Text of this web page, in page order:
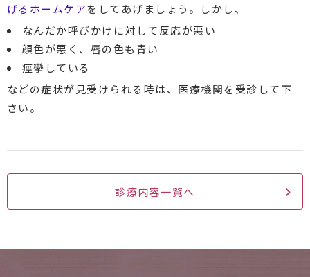
げるホームケアをしてあげましょう。しかし、
なんだか呼びかけに対して反応が悪い
顔色が悪く、唇の色も青い
痙攣している
などの症状が見受けられる時は、医療機関を受診して下
さい。
診療内容一覧へ